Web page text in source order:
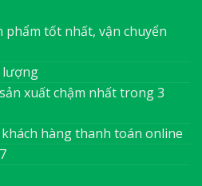
tốt nhất, vận chuyển
lượng
xuất chậm nhất trong 3
hàng thanh toán online